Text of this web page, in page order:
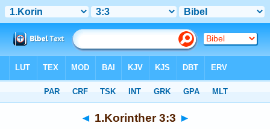
◄ 1.Korinther 3:3 ►